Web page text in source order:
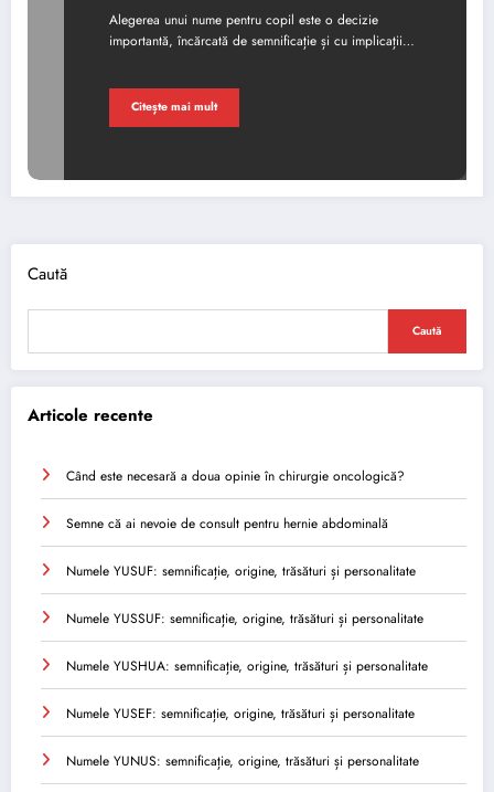
Alegerea unui nume pentru copil este o decizie
importantă, încărcată de semnificație și cu implicații…
Citește mai mult
Caută
Caută
Articole recente
Când este necesară a doua opinie în chirurgie oncologică?
Semne că ai nevoie de consult pentru hernie abdominală
Numele YUSUF: semnificație, origine, trăsături și personalitate
Numele YUSSUF: semnificație, origine, trăsături și personalitate
Numele YUSHUA: semnificație, origine, trăsături și personalitate
Numele YUSEF: semnificație, origine, trăsături și personalitate
Numele YUNUS: semnificație, origine, trăsături și personalitate